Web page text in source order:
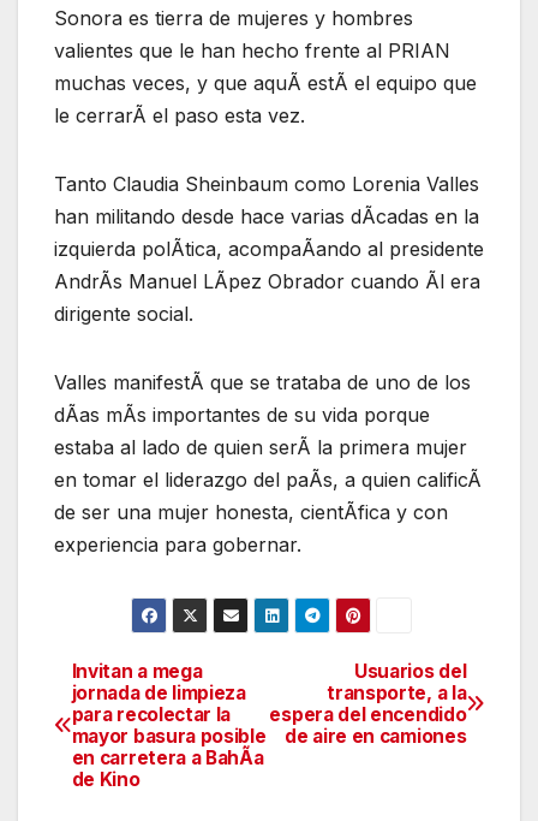
Sonora es tierra de mujeres y hombres
valientes que le han hecho frente al PRIAN
muchas veces, y que aquÃ estÃ el equipo que
le cerrarÃ el paso esta vez.
Tanto Claudia Sheinbaum como Lorenia Valles
han militando desde hace varias dÃcadas en la
izquierda polÃtica, acompaÃando al presidente
AndrÃs Manuel LÃpez Obrador cuando Ãl era
dirigente social.
Valles manifestÃ que se trataba de uno de los
dÃas mÃs importantes de su vida porque
estaba al lado de quien serÃ la primera mujer
en tomar el liderazgo del paÃs, a quien calificÃ
de ser una mujer honesta, cientÃfica y con
experiencia para gobernar.
Navegación
de
entradas
Usuarios del
transporte, a la
espera del encendido
de aire en camiones
Invitan a mega
jornada de limpieza
para recolectar la
mayor basura posible
en carretera a BahÃa
de Kino